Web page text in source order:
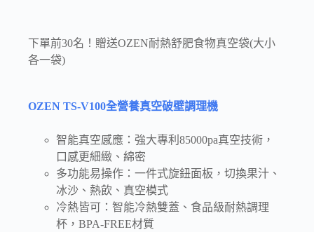
下單前30名！贈送OZEN耐熱舒肥食物真空袋(大小
各一袋)
OZEN TS-V100全營養真空破壁調理機
智能真空感應：強大專利85000pa真空技術，
口感更細緻、綿密
多功能易操作：一件式旋鈕面板，切換果汁、
冰沙、熱飲、真空模式
冷熱皆可：智能冷熱雙蓋、食品級耐熱調理
杯，BPA-FREE材質